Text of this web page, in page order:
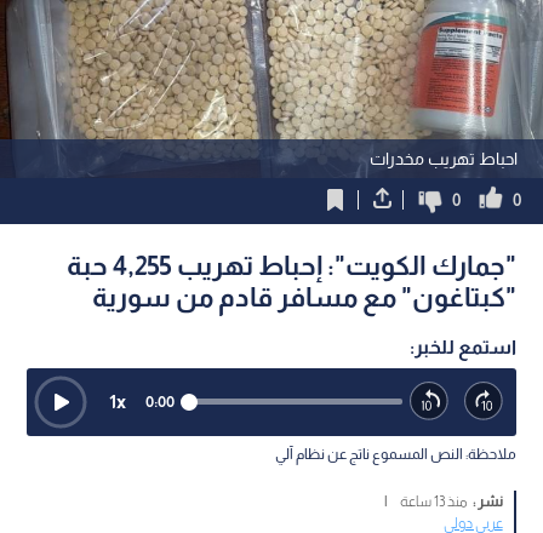
احباط تهريب مخدرات
0
0
"جمارك الكويت": إحباط تهريب 4,255 حبة
"كبتاغون" مع مسافر قادم من سورية
استمع للخبر:
0:00
1x
ملاحظة: النص المسموع ناتج عن نظام آلي
نشر : منذ 13 ساعة
|
عربي دولي